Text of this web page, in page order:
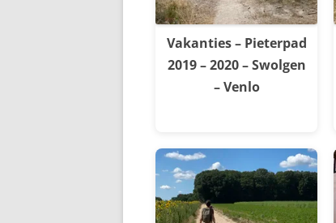
Vakanties – Pieterpad
2019 – 2020 – Swolgen
– Venlo